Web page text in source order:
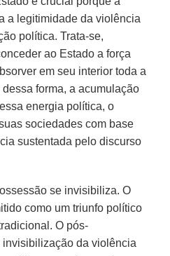
a legitimidade da violência
política. Trata-se,
ao Estado a força
em seu interior toda a
forma, a acumulação
energia política, o
sociedades com base
sustentada pelo discurso
se invisibiliza. O
como um triunfo político
O pós-
da violência